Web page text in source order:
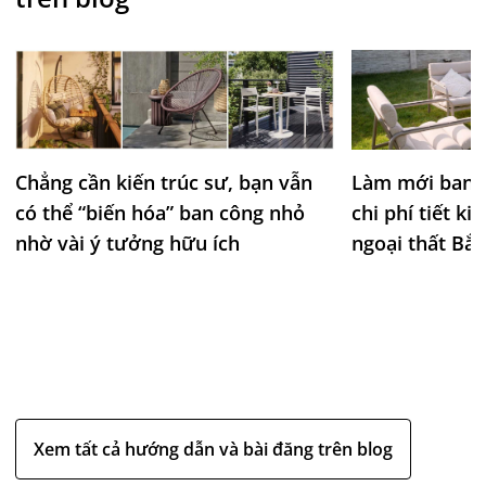
Tính năng chống UV (UV-protected) giúp vật liệu
nắng mặt trời trong quá trình sử dụng ngoài
trời, đồng thời hỗ trợ hạn chế phai màu, giảm
tác động của nắng lên bề mặt và duy trì độ hoàn
thiện của sản phẩm theo thời gian.
Kích thước ghế rộng 58 cm, cao 81 cm, sâu 54
cm; chiều cao mặt ngồi 46 cm và chiều cao tay
vịn 67 cm. Dễ dàng lắp ráp với hướng dẫn chi tiết
Chẳng cần kiến trúc sư, bạn vẫn
có thể “biến hóa” ban công nhỏ
nhờ vài ý tưởng hữu ích
Làm mới ban
chi phí tiết
ngoại thất
Xem tất cả hướng dẫn và bài đăng trên blog